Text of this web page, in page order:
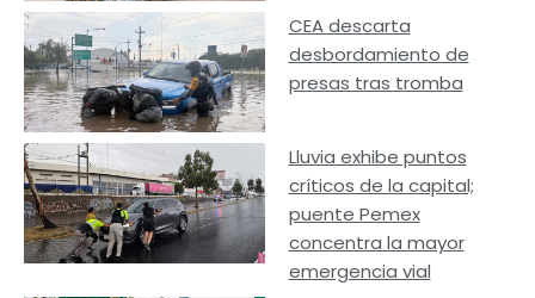
CEA descarta
desbordamiento de
presas tras tromba
Lluvia exhibe puntos
críticos de la capital;
puente Pemex
concentra la mayor
emergencia vial